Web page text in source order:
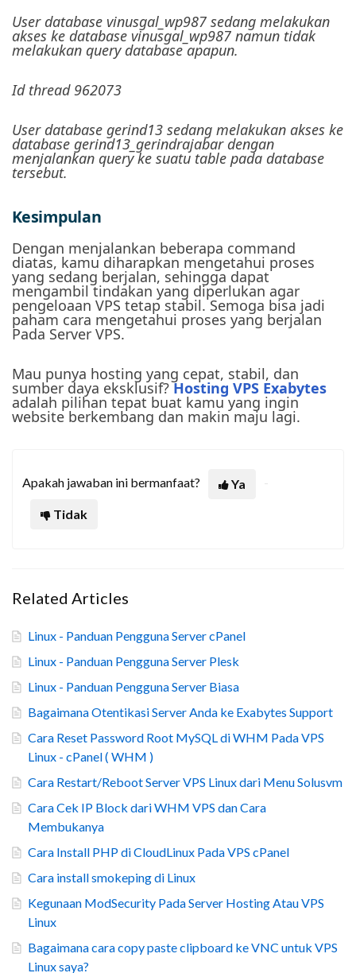
User database vinusgal_wp987 sedang melakukan
akses ke database vinusgal_wp987 namun tidak
melakukan query database apapun.
Id thread 962073
User database gerind13 sedang melakukan akses ke
database gerind13_gerindrajabar dengan
menjalankan query ke suatu table pada database
tersebut.
Kesimpulan
Dengan menjalankan beberapa command
diatas, kamu diharapkan mengetahui proses
yang sedang berjalan, sehingga dapat
mengambil tindakan yang diperlukan agar
pengeloaan VPS tetap stabil. Semoga bisa jadi
paham cara mengetahui proses yang berjalan
Pada Server VPS.
Mau punya hosting yang cepat, stabil, dan
sumber daya eksklusif?Hosting VPS Exabytes
adalah pilihan tepat buat kamu yang ingin
website berkembang dan makin maju lagi.
Apakah jawaban ini bermanfaat?
Ya
Tidak
Related Articles
Linux - Panduan Pengguna Server cPanel
Linux - Panduan Pengguna Server Plesk
Linux - Panduan Pengguna Server Biasa
Bagaimana Otentikasi Server Anda ke Exabytes Support
Cara Reset Password Root MySQL di WHM Pada VPS
Linux - cPanel ( WHM )
Cara Restart/Reboot Server VPS Linux dari Menu Solusvm
Cara Cek IP Block dari WHM VPS dan Cara
Membukanya
Cara Install PHP di CloudLinux Pada VPS cPanel
Cara install smokeping di Linux
Kegunaan ModSecurity Pada Server Hosting Atau VPS
Linux
Bagaimana cara copy paste clipboard ke VNC untuk VPS
Linux saya?